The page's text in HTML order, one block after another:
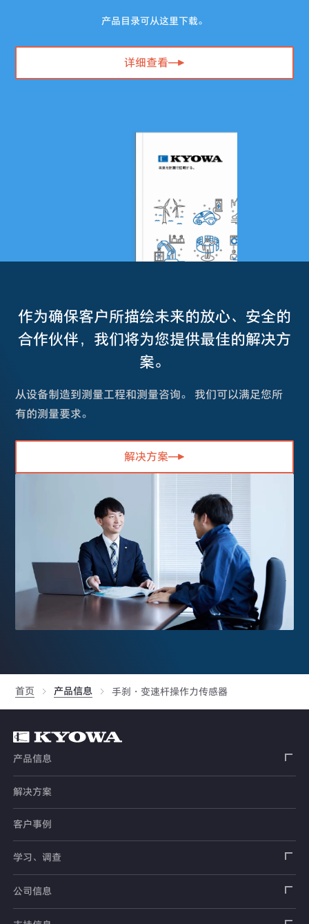
产品目录可从这里下载。
详细查看
作为确保客户所描绘未来的放心、安全的
合作伙伴，我们将为您提供最佳的解决方
案。
从设备制造到测量工程和测量咨询。 我们可以满足您所
有的测量要求。
解决方案
首页 产品信息 手刹・变速杆操作力传感器
产品信息
应变片
传感器
载荷传感器
加速度传感器
压力传感器
土木用传感器
载荷传感器
土压计
汽车用传感器
解决方案
客户事例
学习、调查
应变片
公司信息